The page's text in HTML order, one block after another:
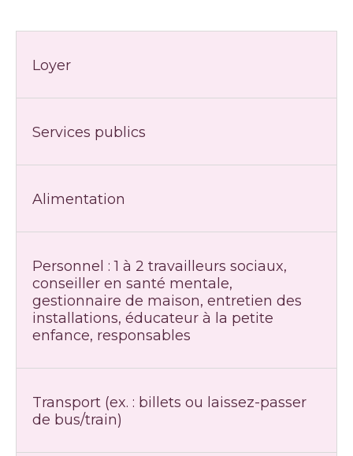
Loyer
Services publics
Alimentation
Personnel : 1 à 2 travailleurs sociaux,
conseiller en santé mentale,
gestionnaire de maison, entretien des
installations, éducateur à la petite
enfance, responsables
Transport (ex. : billets ou laissez-passer
de bus/train)